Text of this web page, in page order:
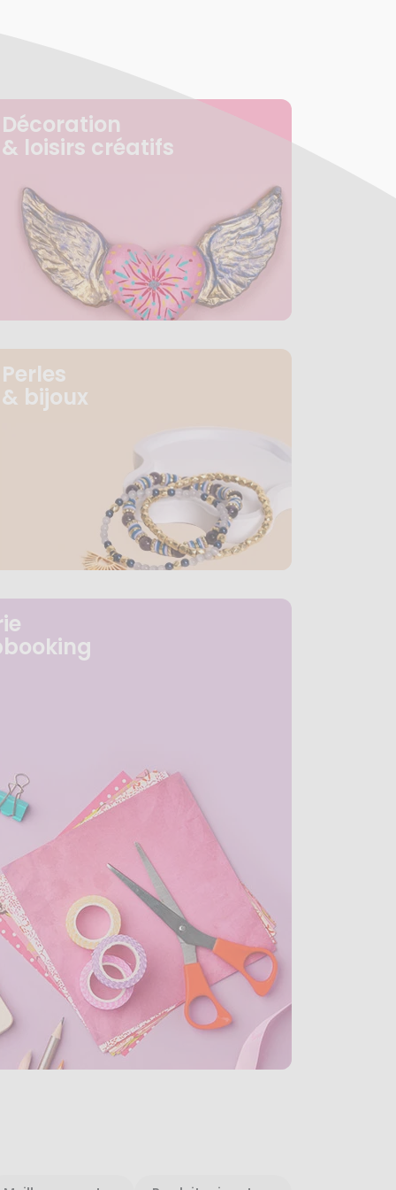
Décoration
& loisirs créatifs
Perles
& bijoux